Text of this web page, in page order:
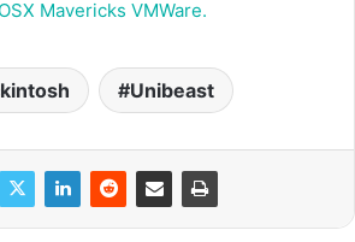
Mavericks VMWare.
Unibeast